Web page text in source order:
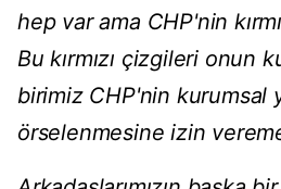
hep var ama CHP'nin
Bu kırmızı çizgileri onun
birimiz CHP'nin kurumsal
örselenmesine izin